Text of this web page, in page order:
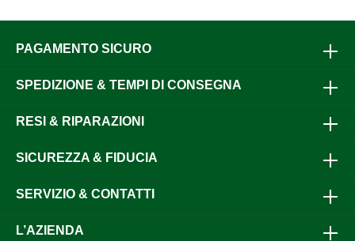
PAGAMENTO SICURO
SPEDIZIONE & TEMPI DI CONSEGNA
RESI & RIPARAZIONI
SICUREZZA & FIDUCIA
SERVIZIO & CONTATTI
L’AZIENDA